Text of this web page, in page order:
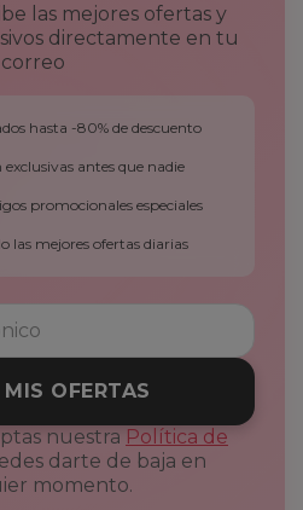
las mejores ofertas y
directamente en tu
correo
hasta -80% de descuento
exclusivas antes que nadie
promocionales especiales
las mejores ofertas diarias
MIS OFERTAS
nuestra Política de
darte de baja en
momento.